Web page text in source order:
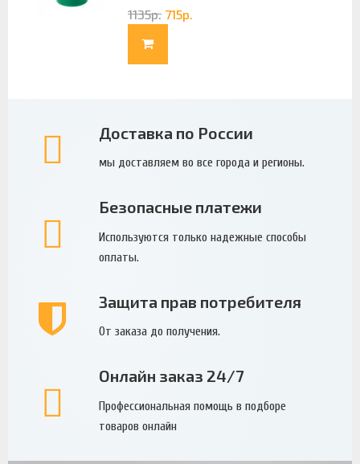
1135р. 715р.
Доставка по России
мы доставляем во все города и регионы.
Безопасные платежи
Используются только надежные способы
оплаты.
Защита прав потребителя
От заказа до получения.
Онлайн заказ 24/7
Профессиональная помощь в подборе
товаров онлайн